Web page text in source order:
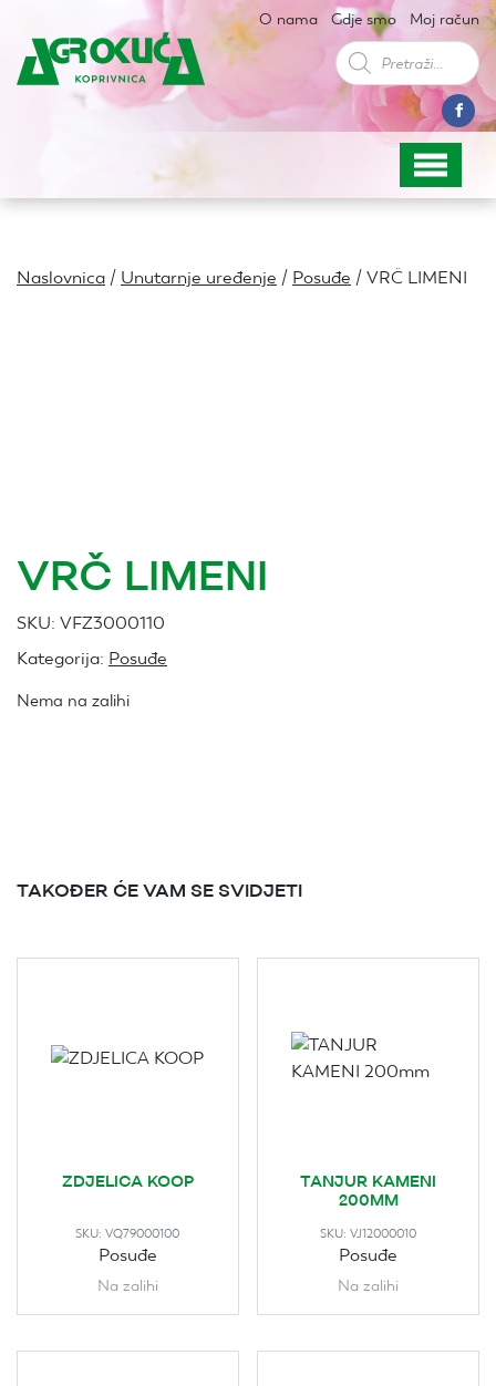
O nama Gdje smo Moj račun
Products
search
Naslovnica / Unutarnje uređenje / Posuđe / VRČ LIMENI
VRČ LIMENI
SKU: VFZ3000110
Kategorija: Posuđe
Nema na zalihi
TAKOĐER ĆE VAM SE SVIDJETI
ZDJELICA KOOP
SKU:VQ79000100
Posuđe
Na zalihi
TANJUR KAMENI
200MM
SKU:VJ12000010
Posuđe
Na zalihi